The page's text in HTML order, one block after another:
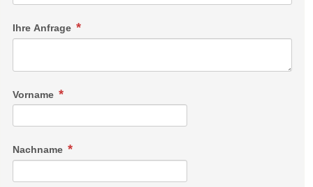
Ihre Anfrage
Vorname
Nachname